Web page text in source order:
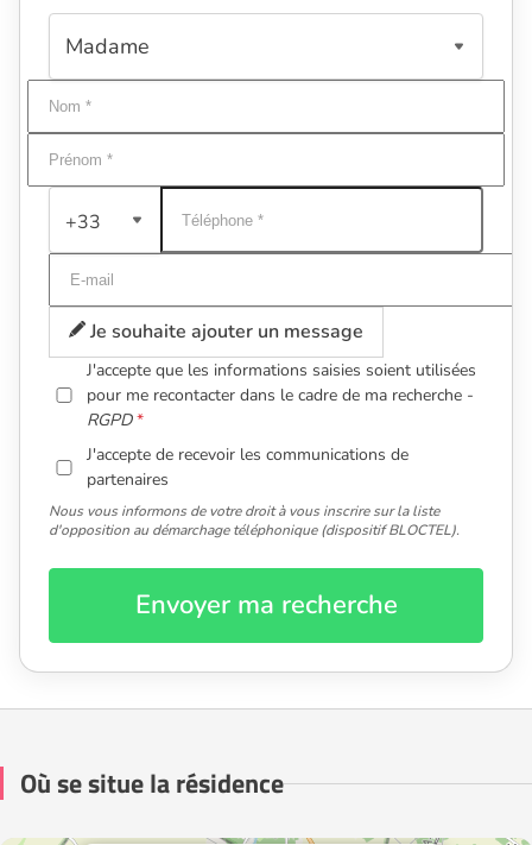
+33
Je souhaite ajouter un message
J'accepte que les informations saisies soient utilisées
pour me recontacter dans le cadre de ma recherche -
RGPD
J'accepte de recevoir les communications de
partenaires
Nous vous informons de votre droit à vous inscrire sur la liste
d'opposition au démarchage téléphonique (dispositif BLOCTEL).
Envoyer ma recherche
Où se situe la résidence